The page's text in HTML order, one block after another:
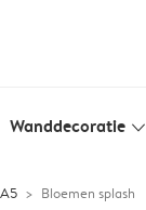
Wanddecoratie slim_arrow_down
Bloemen splash